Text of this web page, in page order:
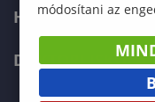
HALLGATÓKNAK
DOKTORI ISKOLA
módosítani az